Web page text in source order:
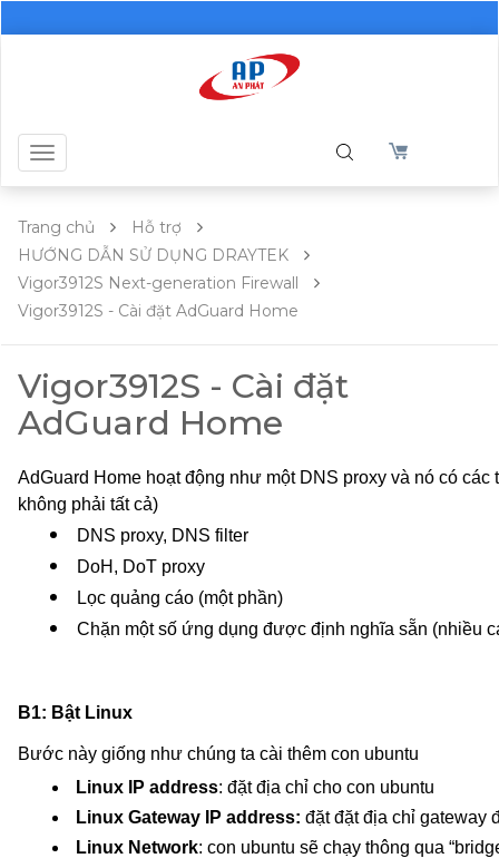
Toggle
navigation
Trang chủ
Hỗ trợ
HƯỚNG DẪN SỬ DỤNG DRAYTEK
Vigor3912S Next-generation Firewall
Vigor3912S - Cài đặt AdGuard Home
Vigor3912S - Cài đặt
AdGuard Home
AdGuard Home hoạt động như một DNS proxy và nó có
không phải tất cả)
DNS proxy, DNS filter
DoH, DoT proxy
Lọc quảng cáo (một phần)
Chặn một số ứng dụng được định nghĩa sẵn (nhiều
B1: Bật Linux
Bước này giống như chúng ta cài thêm con ubuntu
Linux IP address: đặt địa chỉ cho con ubuntu
Linux Gateway IP address: đặt đặt địa chỉ gateway
Linux Network: con ubuntu sẽ chạy thông qua